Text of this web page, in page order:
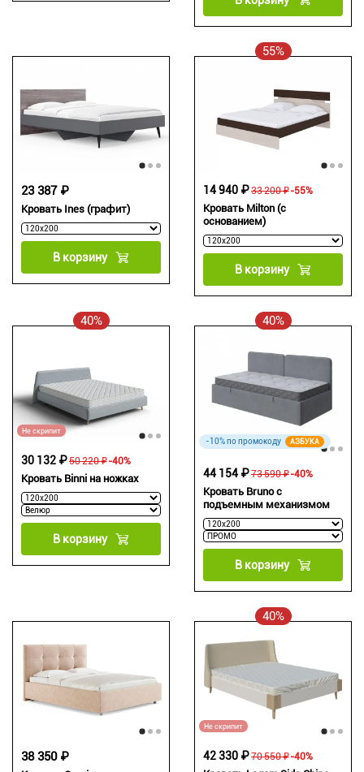
Кровать Ines (графит)
23 387 ₽
В корзину
55%
Кровать Milton (с
основанием)
33 200 ₽
14 940 ₽ -55%
В корзину
40%
Не скрипит
Кровать Binni на ножках
50 220 ₽
30 132 ₽ -40%
В корзину
40%
-10% по промокоду АЗБУКА
Кровать Bruno с
подъемным механизмом
73 590 ₽
44 154 ₽ -40%
В корзину
38 350 ₽
40%
Не скрипит
70 550 ₽
42 330 ₽ -40%